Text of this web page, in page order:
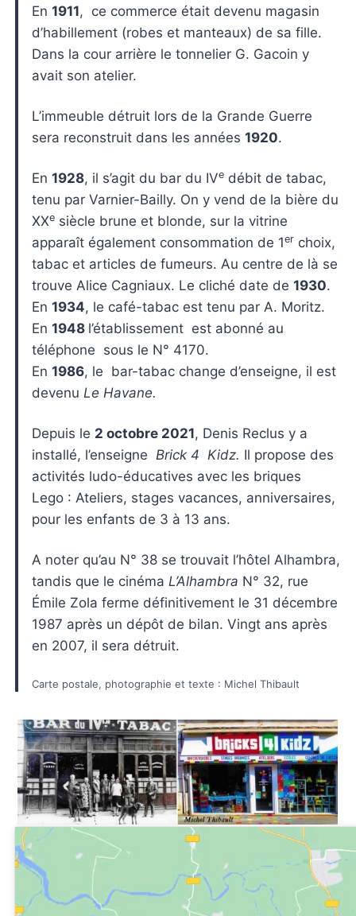
En1911, ce commerce était devenu magasin
d’habillement (robes et manteaux) de sa fille.
Dans la cour arrière le tonnelier G. Gacoin y
avait son atelier.
L’immeuble détruit lors de la Grande Guerre
sera reconstruit dans les années1920.
En1928, il s’agit du bar du IVe débit de tabac,
tenu par Varnier-Bailly. On y vend de la bière du
XXe siècle brune et blonde, sur la vitrine
apparaît également consommation de 1er choix,
tabac et articles de fumeurs. Au centre de là se
trouve Alice Cagniaux. Le cliché date de1930.
En1934, le café-tabac est tenu par A. Moritz.
En1948 l’établissement est abonné au
téléphone sous le N° 4170.
En1986, le bar-tabac change d’enseigne, il est
devenu Le Havane.
Depuis le 2 octobre 2021, Denis Reclus y a
installé, l’enseigne Brick 4 Kidz. Il propose des
activités ludo-éducatives avec les briques
Lego : Ateliers, stages vacances, anniversaires,
pour les enfants de 3 à 13 ans.
A noter qu’au N° 38 se trouvait l’hôtel Alhambra,
tandis que le cinéma L’Alhambra N° 32, rue
Émile Zola ferme définitivement le 31 décembre
1987 après un dépôt de bilan. Vingt ans après
en 2007, il sera détruit.
Carte postale, photographie et texte : Michel Thibault